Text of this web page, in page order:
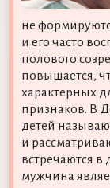
не
и его часто
полового
повышается,
характерных
признаков. В
детей
и
встречаются
мужчина